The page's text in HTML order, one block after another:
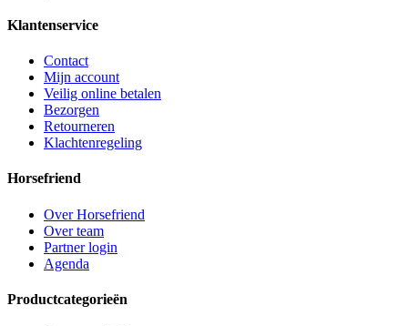
Klantenservice
Contact
Mijn account
Veilig online betalen
Bezorgen
Retourneren
Klachtenregeling
Horsefriend
Over Horsefriend
Over team
Partner login
Agenda
Productcategorieën